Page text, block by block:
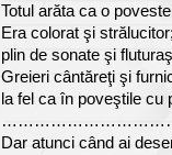
Totul arăta ca o
Era colorat şi strălucitor;
plin de sonate şi
Greieri cântăreţi şi
la fel ca în poveştile cu
Dar atunci când ai